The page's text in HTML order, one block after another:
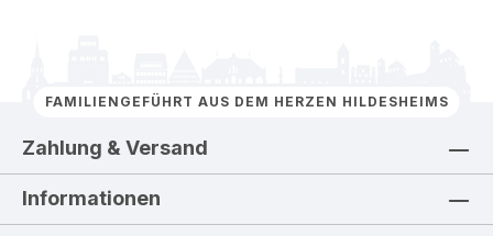
FAMILIENGEFÜHRT AUS DEM HERZEN HILDESHEIMS
Zahlung & Versand
Informationen